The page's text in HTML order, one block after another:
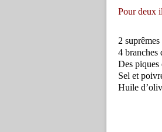
Pour deux
2
4 branches
Des piques
Sel et
Huile